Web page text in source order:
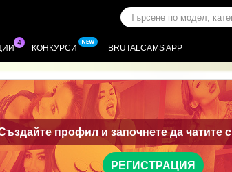
КОНКУРСИ BRUTALCAMS APP
профил и започнете да чатите с
РЕГИСТРАЦИЯ